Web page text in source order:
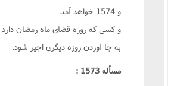
و 1574 خواهد آمد.
و کسی که روزه قضای ماه رمضان دارد
به جا آوردن روزه دیگری اجیر شود.
مسأله 1573 :